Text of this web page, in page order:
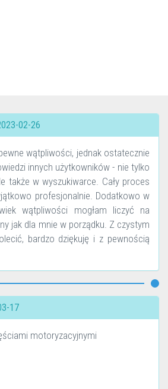
02-26
wątpliwości, jednak ostatecznie
innych użytkowników - nie tylko
także w wyszukiwarce. Cały proces
profesjonalnie. Dodatkowo w
wątpliwości mogłam liczyć na
jak dla mnie w porządku. Z czystym
bardzo dziękuję i z pewnością
17
motoryzacyjnymi